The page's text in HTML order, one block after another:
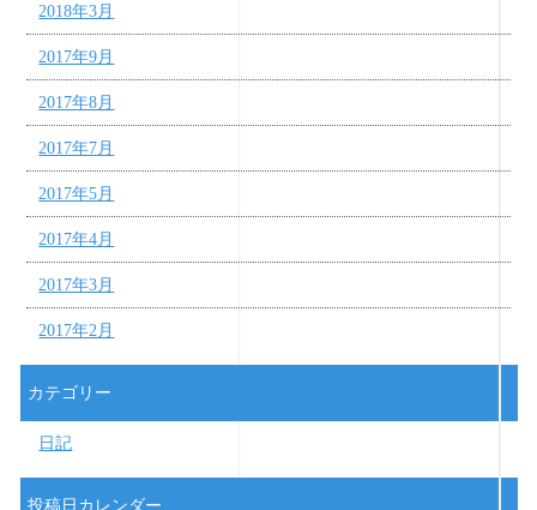
2018年3月
2017年9月
2017年8月
2017年7月
2017年5月
2017年4月
2017年3月
2017年2月
カテゴリー
日記
投稿日カレンダー